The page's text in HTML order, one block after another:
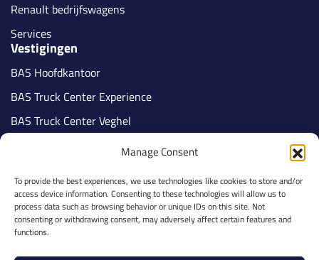
Manage Consent
To provide the best experiences, we use technologies like cookies to store and/or
access device information. Consenting to these technologies will allow us to
process data such as browsing behavior or unique IDs on this site. Not
consenting or withdrawing consent, may adversely affect certain features and
functions.
Renault bedrijfswagens
Services
Vestigingen
BAS Hoofdkantoor
BAS Truck Center Experience
BAS Truck Center Veghel
BAS Truck Center Tilburg
BAS Truck Center Veldhoven
Volg ons